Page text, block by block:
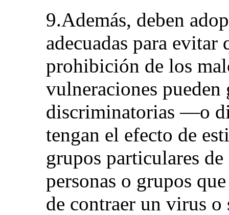
9.Además, deben
adecuadas para evitar
prohibición de los
vulneraciones pueden
discriminatorias —o
tengan el efecto de
grupos particulares
personas o grupos
de contraer un virus o